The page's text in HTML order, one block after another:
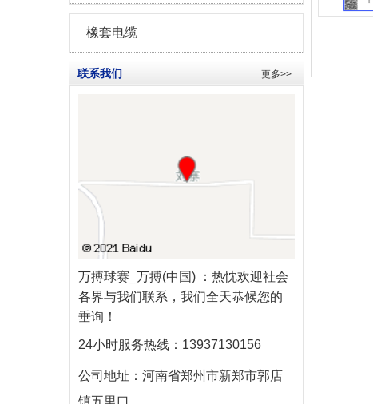
橡套电缆
联系我们 更多>>
万搏球赛_万搏(中国)
：热忱欢迎社会
各界与我们联系，我们全天恭候您的
垂询！
24小时服务热线： 13937130156
公司地址： 河南省郑州市新郑市郭店
镇五里口